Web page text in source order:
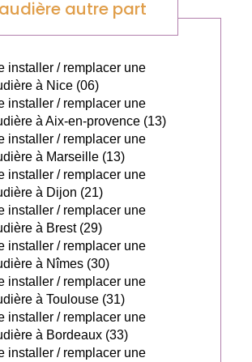
autre part
installer / remplacer une
à Nice (06)
installer / remplacer une
à Aix-en-provence (13)
installer / remplacer une
à Marseille (13)
installer / remplacer une
à Dijon (21)
installer / remplacer une
à Brest (29)
installer / remplacer une
à Nîmes (30)
installer / remplacer une
à Toulouse (31)
installer / remplacer une
à Bordeaux (33)
installer / remplacer une